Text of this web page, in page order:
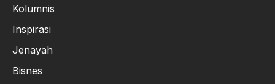
Kolumnis
Inspirasi
Jenayah
Bisnes